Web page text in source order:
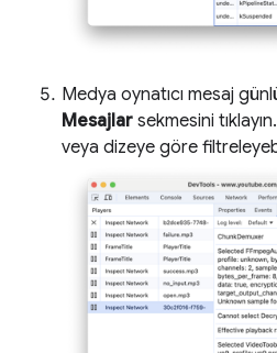
Medya oynatıcı mesaj
Mesajlar sekmesini
veya dizeye göre